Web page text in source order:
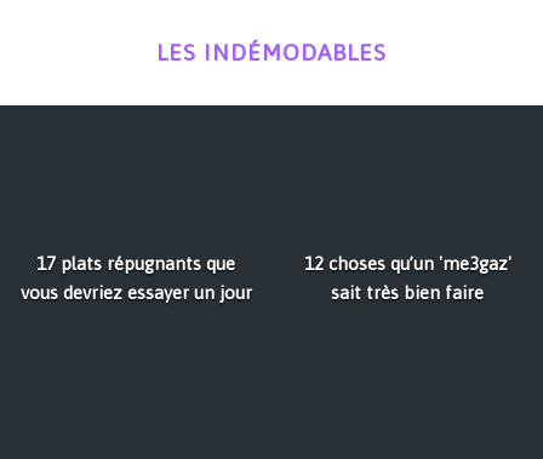
LES INDÉMODABLES
17 plats répugnants que
vous devriez essayer un jour
12 choses qu’un 'me3gaz'
sait très bien faire